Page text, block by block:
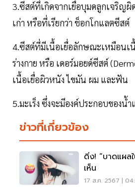
3.ซีสต์ที่เกิดจากเยื่อบุมดลูกเจริญ
เก่า หรือที่เรียกว่า ช็อกโกแลตซีสต์
4.ซีสต์ที่มีเนื้อเยื่อลักษณะเหมือนเนื้
ร่างกาย หรือ เดอร์มอยด์ซีสต์
เนื้อเยื่อผิวหนัง ไขมัน ผม และฟัน
5.มะเร็ง ซึ่งจะมีองค์ประกอบของน้
ข่าวที่เกี่ยวข้อง
ดิ่ง! “บาดแผล
เห็น
17 ส.ค. 2567 |